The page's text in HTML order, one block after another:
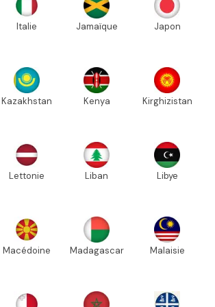
Italie Jamaïque Japon
Kazakhstan Kenya Kirghizistan
Lettonie Liban Libye
Macédoine Madagascar Malaisie